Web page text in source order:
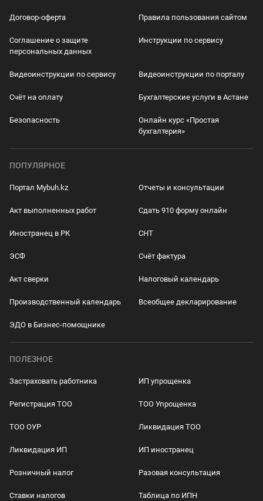
Договор-оферта Правила пользования сайтом
Соглашение о защите
персональных данных
Инструкции по сервису
Видеоинструкции по сервису Видеоинструкции по порталу
Счёт на оплату Бухгалтерские услуги в Астане
Безопасность
Онлайн курс «Простая
бухгалтерия»
ПОПУЛЯРНОЕ
Портал Mybuh.kz Отчеты и консультации
Акт выполненных работ Сдать 910 форму онлайн
Иностранец в РК СНТ
ЭСФ Счёт фактура
Акт сверки Налоговый календарь
Производственный календарь Всеобщее декларирование
ЭДО в Бизнес-помощнике
ПОЛЕЗНОЕ
Застраховать работника ИП упрощенка
Регистрация ТОО ТОО Упрощенка
ТОО ОУР Ликвидация ТОО
Ликвидация ИП ИП иностранец
Розничный налог Разовая консультация
Ставки налогов Таблица по ИПН